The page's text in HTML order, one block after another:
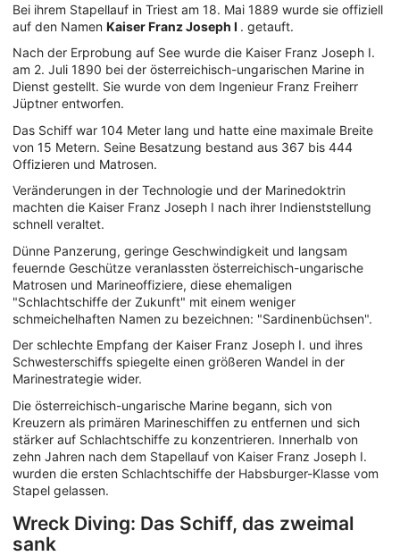
Bei ihrem Stapellauf in Triest am 18. Mai 1889 wurde sie offiziell
auf den Namen Kaiser Franz Joseph I . getauft.
Nach der Erprobung auf See wurde die Kaiser Franz Joseph I.
am 2. Juli 1890 bei der österreichisch-ungarischen Marine in
Dienst gestellt. Sie wurde von dem Ingenieur Franz Freiherr
Jüptner entworfen.
Das Schiff war 104 Meter lang und hatte eine maximale Breite
von 15 Metern. Seine Besatzung bestand aus 367 bis 444
Offizieren und Matrosen.
Veränderungen in der Technologie und der Marinedoktrin
machten die Kaiser Franz Joseph I nach ihrer Indienststellung
schnell veraltet.
Dünne Panzerung, geringe Geschwindigkeit und langsam
feuernde Geschütze veranlassten österreichisch-ungarische
Matrosen und Marineoffiziere, diese ehemaligen
"Schlachtschiffe der Zukunft" mit einem weniger
schmeichelhaften Namen zu bezeichnen: "Sardinenbüchsen".
Der schlechte Empfang der Kaiser Franz Joseph I. und ihres
Schwesterschiffs spiegelte einen größeren Wandel in der
Marinestrategie wider.
Die österreichisch-ungarische Marine begann, sich von
Kreuzern als primären Marineschiffen zu entfernen und sich
stärker auf Schlachtschiffe zu konzentrieren. Innerhalb von
zehn Jahren nach dem Stapellauf von Kaiser Franz Joseph I.
wurden die ersten Schlachtschiffe der Habsburger-Klasse vom
Stapel gelassen.
Wreck Diving: Das Schiff, das zweimal
sank